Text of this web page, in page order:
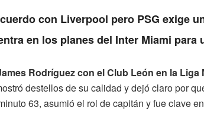
con Liverpool pero PSG exige
en los planes del Inter Miami para
Rodríguez con el Club León en la Liga
destellos de su calidad y dejó claro por
63, asumió el rol de capitán y fue clave